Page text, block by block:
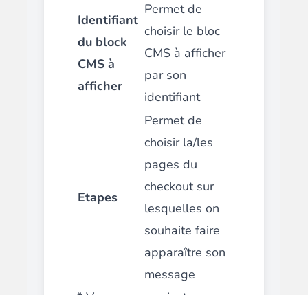
Identifiant
du block
CMS à
afficher
Permet de
choisir le bloc
CMS à afficher
par son
identifiant
Etapes
Permet de
choisir la/les
pages du
checkout sur
lesquelles on
souhaite faire
apparaître son
message